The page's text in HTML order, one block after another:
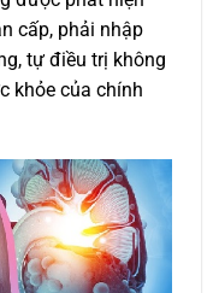
cấp, phải nhập
tự điều trị không
khỏe của chính